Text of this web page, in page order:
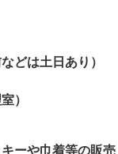
どは土日あり）
）
ーや巾着等の販売